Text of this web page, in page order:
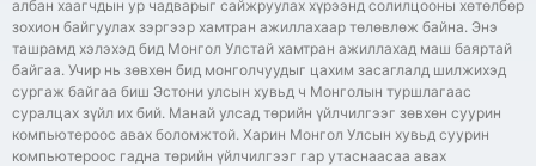
албан хаагчдын ур чадварыг сайжруулах хүрээнд солилцооны хөтөлбөр
зохион байгуулах зэргээр хамтран ажиллахаар төлөвлөж байна. Энэ
ташрамд хэлэхэд бид Монгол Улстай хамтран ажиллахад маш баяртай
байгаа. Учир нь зөвхөн бид монголчуудыг цахим засаглалд шилжихэд
сургаж байгаа биш Эстони улсын хувьд ч Монголын туршлагаас
суралцах зүйл их бий. Манай улсад төрийн үйлчилгээг зөвхөн суурин
компьютероос авах боломжтой. Харин Монгол Улсын хувьд суурин
компьютероос гадна төрийн үйлчилгээг гар утаснаасаа авах